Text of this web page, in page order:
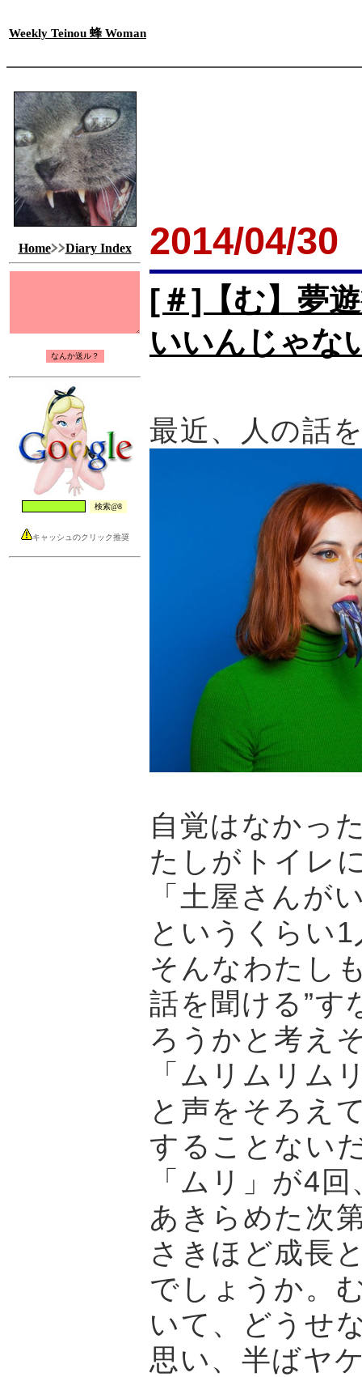
Weekly Teinou 蜂 Woman
Home Diary Index
キャッシュのクリック推奨
2014/04/30
[＃]【む】夢
いいんじゃな
最近、人の話
自覚はなかっ
たしがトイレ
「土屋さんが
というくらい
そんなわたし
話を聞ける”
ろうかと考え
「ムリムリム
と声をそろえ
することない
「ムリ」が4
あきらめた次
さきほど成長
でしょうか。
いて、どうせ
思い、半ばヤ